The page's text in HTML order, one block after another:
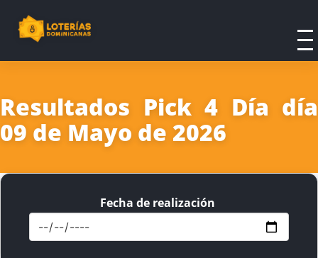
Resultados Pick 4 Día día
09 de Mayo de 2026
Fecha de realización